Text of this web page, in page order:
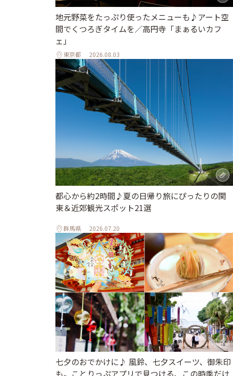
地元野菜をたっぷり使ったメニューも♪アート空
間でくつろぎタイムを／高円寺「まぁるいカフ
ェ」
東京都 2026.08.03
都心から約2時間♪夏の日帰り旅にぴったりの関
東＆近郊観光スポット21選
群馬県 2026.07.20
七夕のおでかけに♪ 風鈴、七夕スイーツ、御朱印
も。ことりっぷアプリで見つける、この時季だけ